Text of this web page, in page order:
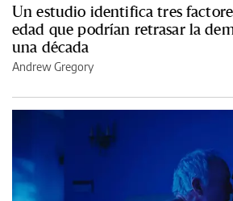
Un estudio identifica tres
edad que podrían retrasar la
una década
Andrew Gregory